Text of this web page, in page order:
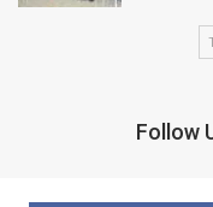
Follow